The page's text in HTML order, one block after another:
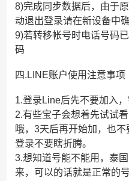
8)完成同步数据后，由于
动退出登录请在新设备中
9)若转移帐号时电话号码
码
四.LINE账户使用注意事项
1.登录Line后先不要加入，
2.有些宝子会想着先试试
哦，3天后再开始加，也
登录不要瞎折腾。
3.想知道号能不能用，泰
来，可以的话就是正常的